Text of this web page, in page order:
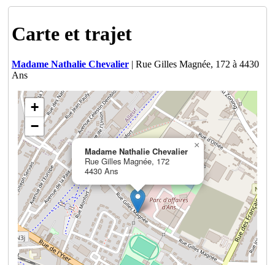
Carte et trajet
Madame Nathalie Chevalier| Rue Gilles Magnée, 172 à 4430
Ans
Madame Nathalie Chevalier
Rue Gilles Magnée, 172
4430 Ans
×
+
−